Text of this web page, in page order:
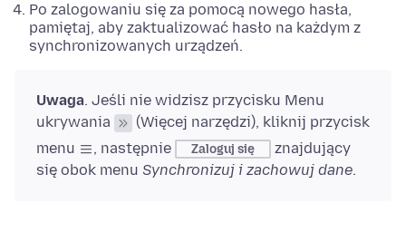
Po zalogowaniu się za pomocą nowego hasła,
pamiętaj, aby zaktualizować hasło na każdym z
synchronizowanych urządzeń.
Uwaga. Jeśli nie widzisz przycisku Menu
ukrywania
(Więcej narzędzi), kliknij przycisk
menu
, następnie Zaloguj się
znajdujący
się obok menu Synchronizuj i zachowuj dane.